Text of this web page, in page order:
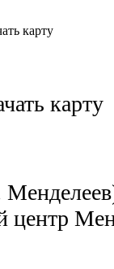
карту
карту
центр